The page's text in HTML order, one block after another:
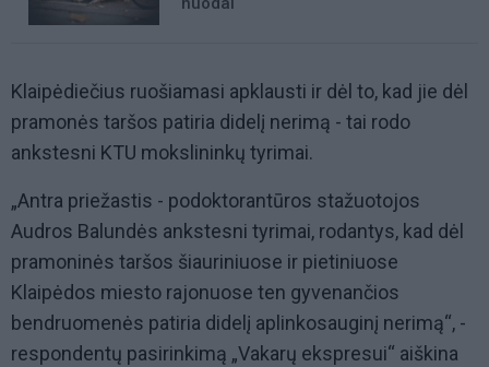
Klaipėdiečius ruošiamasi apklausti ir dėl to, kad jie dėl
pramonės taršos patiria didelį nerimą - tai rodo
ankstesni KTU mokslininkų tyrimai.
„Antra priežastis - podoktorantūros stažuotojos
Audros Balundės ankstesni tyrimai, rodantys, kad dėl
pramoninės taršos šiauriniuose ir pietiniuose
Klaipėdos miesto rajonuose ten gyvenančios
bendruomenės patiria didelį aplinkosauginį nerimą“, -
respondentų pasirinkimą „Vakarų ekspresui“ aiškina